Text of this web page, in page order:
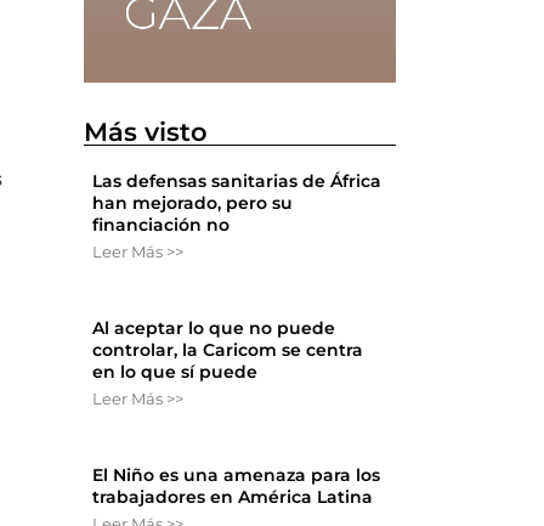
Más visto
Las defensas sanitarias de África
han mejorado, pero su
financiación no
Leer Más >>
Al aceptar lo que no puede
controlar, la Caricom se centra
en lo que sí puede
Leer Más >>
El Niño es una amenaza para los
trabajadores en América Latina